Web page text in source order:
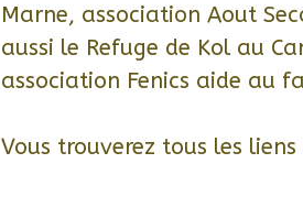
Marne, association Aout
aussi le Refuge de Kol au
association Fenics aide au
Vous trouverez tous les